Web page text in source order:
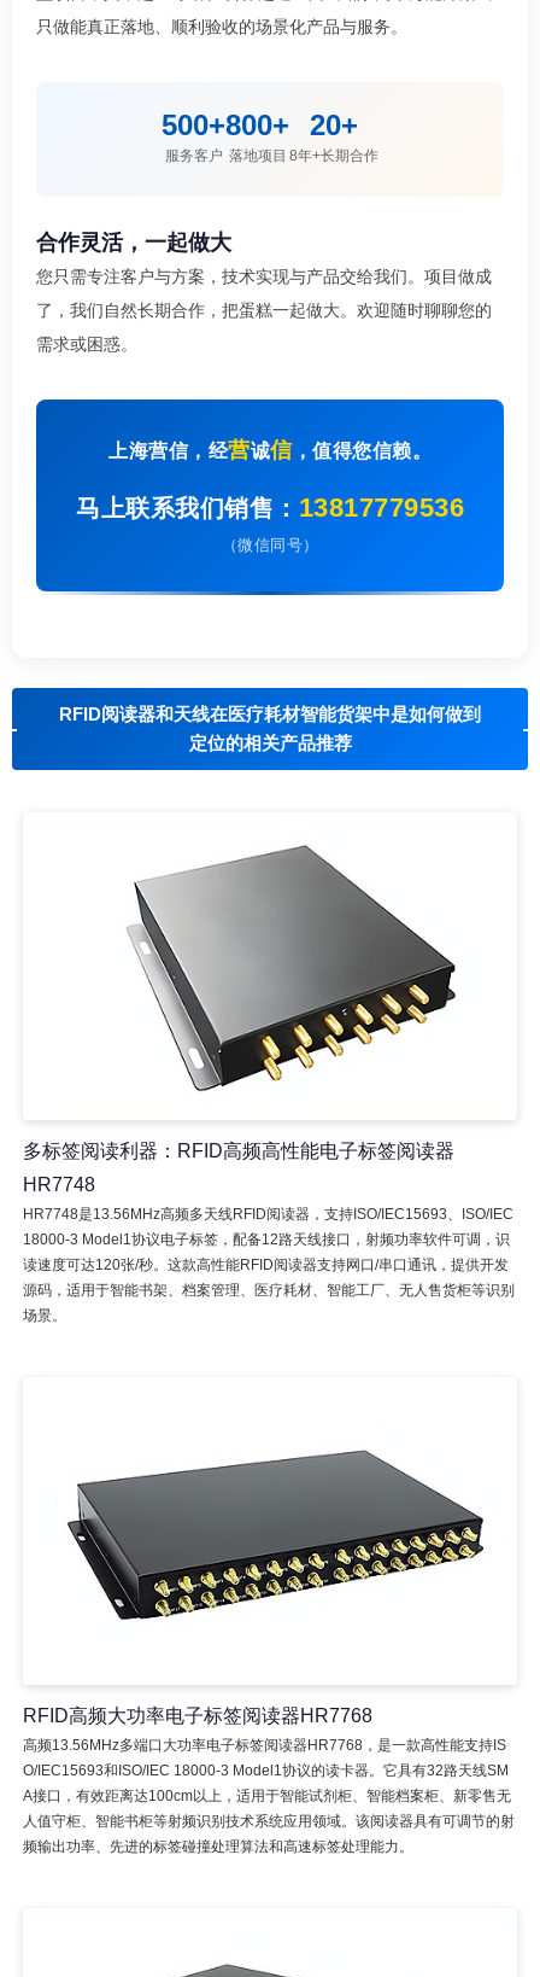
只做能真正落地、顺利验收的场景化产品与服务。
500+
服务客户
800+
落地项目
20+
8年+长期合作
合作灵活，一起做大
您只需专注客户与方案，技术实现与产品交给我们。项目做成
了，我们自然长期合作，把蛋糕一起做大。欢迎随时聊聊您的
需求或困惑。
上海营信，经营诚信，值得您信赖。
马上联系我们销售： 13817779536
（微信同号）
RFID阅读器和天线在医疗耗材智能货架中是如何做到
定位的相关产品推荐
多标签阅读利器：RFID高频高性能电子标签阅读器
HR7748
HR7748是13.56MHz高频多天线RFID阅读器，支持ISO/IEC15693、ISO/IEC
18000-3 Model1协议电子标签，配备12路天线接口，射频功率软件可调，识
读速度可达120张/秒。这款高性能RFID阅读器支持网口/串口通讯，提供开发
源码，适用于智能书架、档案管理、医疗耗材、智能工厂、无人售货柜等识别
场景。
RFID高频大功率电子标签阅读器HR7768
高频13.56MHz多端口大功率电子标签阅读器HR7768，是一款高性能支持IS
O/IEC15693和ISO/IEC 18000-3 Model1协议的读卡器。它具有32路天线SM
A接口，有效距离达100cm以上，适用于智能试剂柜、智能档案柜、新零售无
人值守柜、智能书柜等射频识别技术系统应用领域。该阅读器具有可调节的射
频输出功率、先进的标签碰撞处理算法和高速标签处理能力。